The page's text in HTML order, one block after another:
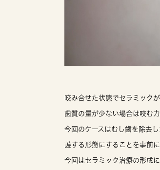
咬み合せた状態でセラミック
歯質の量が少ない場合は咬む
今回のケースはむし歯を除去
護する形態にすることを事前
今回はセラミック治療の形成